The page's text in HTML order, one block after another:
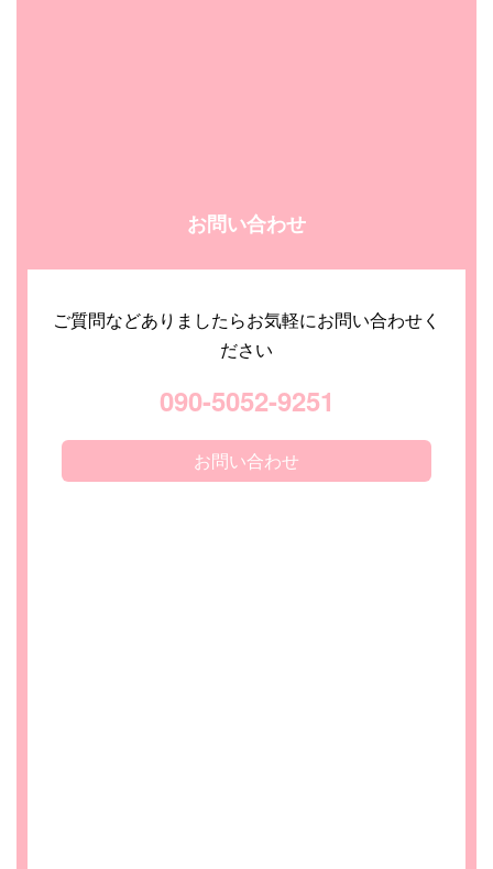
お問い合わせ
ご質問などありましたらお気軽にお問い合わせく
ださい
090-5052-9251
お問い合わせ